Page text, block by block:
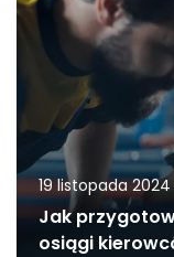
19 listopada 2024
Jak
osiągi